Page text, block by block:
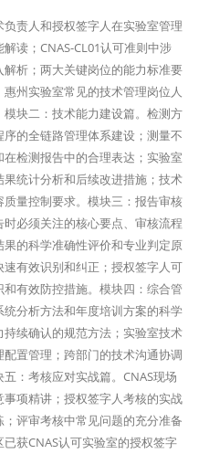
责人和授权签字人在实验室管理
读；CNAS-CL01认可准则中涉
析；两大关键岗位的能力标准要
州实验室常见的技术管理岗位人
块二：技术能力建设篇。检测方
的全链路管理体系建设；测量不
检测报告中的合理表达；实验室
统计分析和后续改进措施；技术
量控制要求。模块三：报告审核
必须关注的核心要点、审核流程
的科学准确性评价和专业判定原
有效识别和纠正；授权签字人可
有效防控措施。模块四：综合管
分析方法和年度培训方案的科学
续确认的规范方法；实验室技术
置管理；跨部门的技术沟通协调
：考核应对实战篇。CNAS现场
项精讲；授权签字人考核的实战
评审考核中常见问题的充分准备
获CNAS认可实验室的授权签字